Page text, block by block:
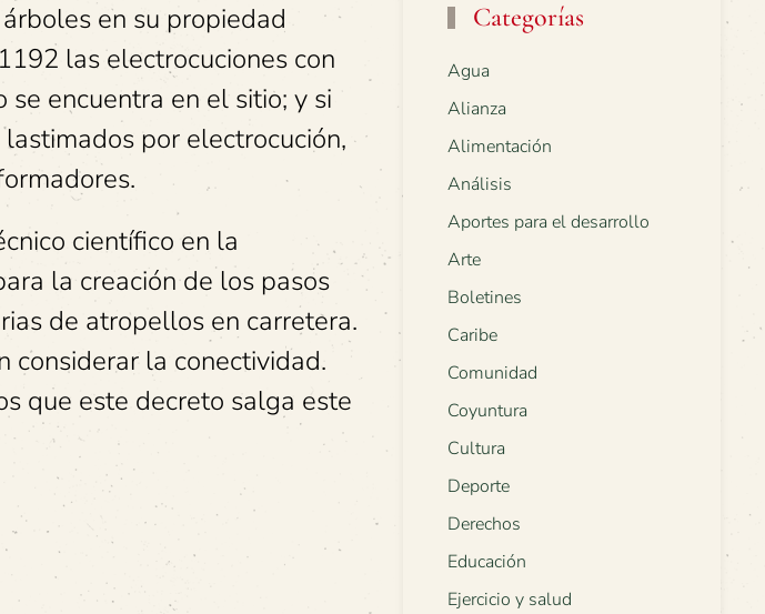
en su propiedad
las electrocuciones con
encuentra en el sitio; y si
por electrocución,
científico en la
la creación de los pasos
de atropellos en carretera.
considerar la conectividad.
que este decreto salga este
Categorías
Agua
Alianza
Alimentación
Análisis
Aportes para el desarrollo
Arte
Boletines
Caribe
Comunidad
Coyuntura
Cultura
Deporte
Derechos
Educación
Ejercicio y salud